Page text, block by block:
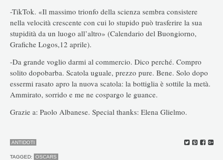
-TikTok. «Il massimo trionfo della scienza sembra consistere
nella velocità crescente con cui lo stupido può trasferire la sua
stupidità da un luogo all’altro» (Calendario del Buongiorno,
Grafiche Logos,12 aprile).
-Da grande voglio darmi al commercio. Dico perché. Compro
solito dopobarba. Scatola uguale, prezzo pure. Bene. Solo dopo
essermi rasato apro la nuova scatola: la bottiglia è sottile la metà.
Ammirato, sorrido e me ne cospargo le guance.
Grazie a: Paolo Albanese. Special thanks: Elena Glielmo.
ANTIDOTI
TAGGED: OSCARS